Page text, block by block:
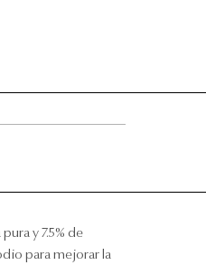
y 7.5% de
para mejorar la